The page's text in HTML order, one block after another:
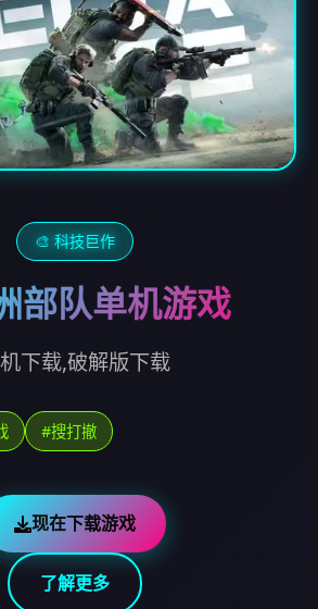
🎨 科技巨作
部队单机游戏
下载,破解版下载
#搜打撤
现在下载游戏
了解更多